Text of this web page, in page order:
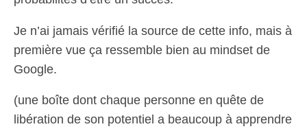
Je n’ai jamais vérifié la source de cette info, mais à
première vue ça ressemble bien au mindset de
Google.
(une boîte dont chaque personne en quête de
libération de son potentiel a beaucoup à apprendre